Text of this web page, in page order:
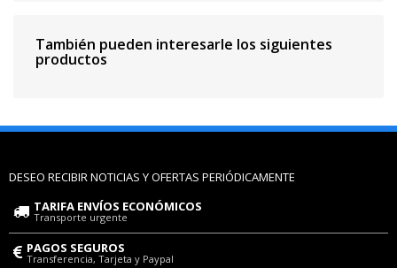
También pueden interesarle los siguientes
productos
DESEO RECIBIR NOTICIAS Y OFERTAS PERIÓDICAMENTE
TARIFA ENVÍOS ECONÓMICOS
Transporte urgente
PAGOS SEGUROS
Transferencia, Tarjeta y Paypal